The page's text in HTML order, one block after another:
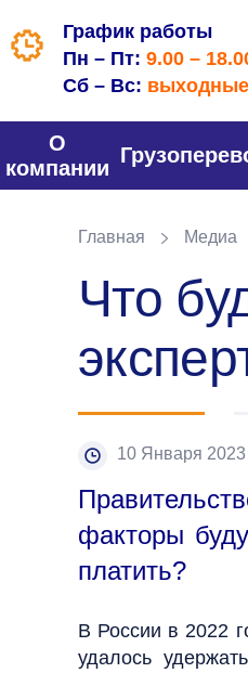
График работы
Пн – Пт: 9.00 –
Сб – Вс: выходные
О
компании
Главная Медиа
Что
10 Января 2023
факторы
платить?
В России в 2022
удалось